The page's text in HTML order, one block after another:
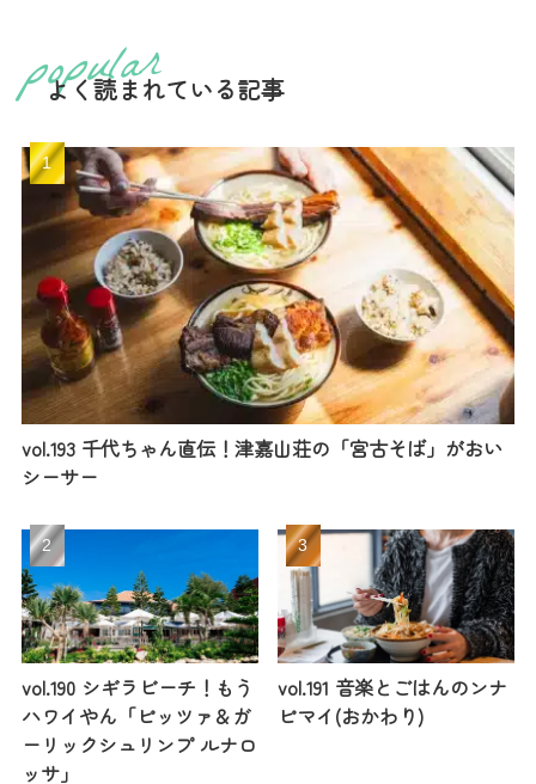
よく読まれている記事
vol.193 千代ちゃん直伝！津嘉山荘の「宮古そば」がおい
シーサー
vol.190 シギラビーチ！もう
ハワイやん「ピッツァ＆ガ
ーリックシュリンプ ルナロ
ッサ」
vol.191 音楽とごはんのンナ
ピマイ(おかわり)